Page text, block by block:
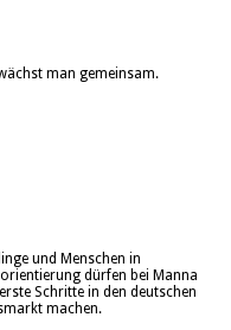
man gemeinsam.
und Menschen in
dürfen bei Manna
Schritte in den deutschen
machen.